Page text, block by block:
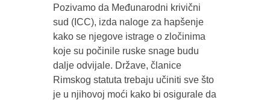
Pozivamo da Međunarodni krivični
sud (ICC), izda naloge za hapšenje
kako se njegove istrage o zločinima
koje su počinile ruske snage budu
dalje odvijale. Države, članice
Rimskog statuta trebaju učiniti sve što
je u njihovoj moći kako bi osigurale da